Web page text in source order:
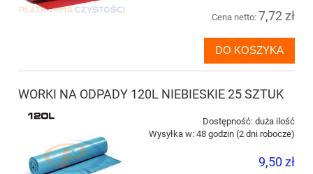
Cena netto: 7,72 zł
DO KOSZYKA
WORKI NA ODPADY 120L NIEBIESKIE 25 SZTUK
Dostępność: duża ilość
Wysyłka w: 48 godzin (2 dni robocze)
9,50 zł